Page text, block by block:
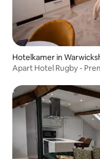
Hotelkamer in
Apart Hotel Rugby -